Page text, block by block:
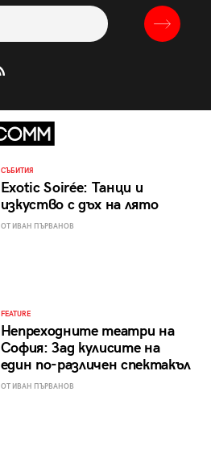
СЪБИТИЯ
Exotic Soirée: Танци и
изкуство с дъх на лято
ОТ ИВАН ПЪРВАНОВ
FEATURE
Непреходните театри на
София: Зад кулисите на
един по-различен спектакъл
ОТ ИВАН ПЪРВАНОВ